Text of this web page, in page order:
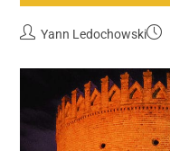
Yann Ledochowski